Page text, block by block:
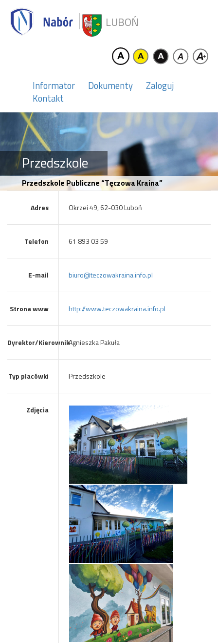
LUBOŃ
Informator Dokumenty
Zaloguj
Kontakt
Przedszkole
Przedszkole Publiczne “Tęczowa Kraina”
Adres Okrzei 49, 62-030 Luboń
Telefon 61 893 03 59
E-mail biuro@teczowakraina.info.pl
Strona www http://www.teczowakraina.info.pl
Dyrektor/KierownikAgnieszka Pakuła
Typ placówki Przedszkole
Zdjęcia